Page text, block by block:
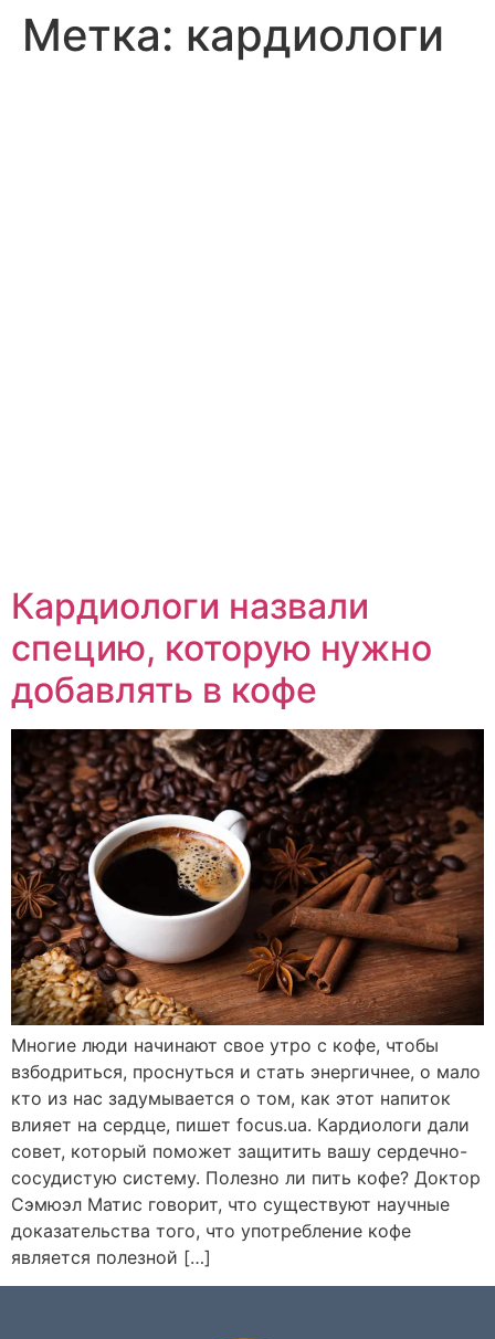
Метка: кардиологи
Кардиологи назвали
специю, которую нужно
добавлять в кофе
Многие люди начинают свое утро с кофе, чтобы
взбодриться, проснуться и стать энергичнее, о мало
кто из нас задумывается о том, как этот напиток
влияет на сердце, пишет focus.ua. Кардиологи дали
совет, который поможет защитить вашу сердечно-
сосудистую систему. Полезно ли пить кофе? Доктор
Сэмюэл Матис говорит, что существуют научные
доказательства того, что употребление кофе
является полезной […]